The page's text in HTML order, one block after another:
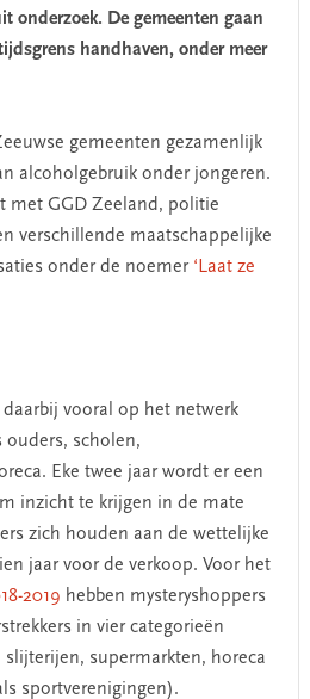
onderzoek. De gemeenten gaan
handhaven, onder meer
gemeenten gezamenlijk
alcoholgebruik onder jongeren.
met GGD Zeeland, politie
verschillende maatschappelijke
onder de noemer ‘Laat ze
vooral op het netwerk
ouders, scholen,
Eke twee jaar wordt er een
inzicht te krijgen in de mate
zich houden aan de wettelijke
jaar voor de verkoop. Voor het
2019 hebben mysteryshoppers
in vier categorieën
supermarkten, horeca
sportverenigingen).